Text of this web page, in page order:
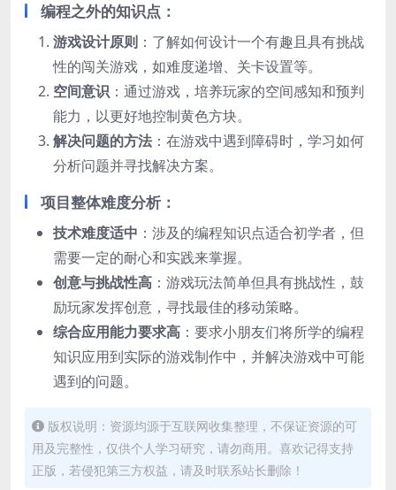
编程之外的知识点：
游戏设计原则 ：了解如何设计一个有趣且具有挑战
性的闯关游戏，如难度递增、关卡设置等。
空间意识 ：通过游戏，培养玩家的空间感知和预判
能力，以更好地控制黄色方块。
解决问题的方法 ：在游戏中遇到障碍时，学习如何
分析问题并寻找解决方案。
项目整体难度分析：
技术难度适中 ：涉及的编程知识点适合初学者，但
需要一定的耐心和实践来掌握。
创意与挑战性高 ：游戏玩法简单但具有挑战性，鼓
励玩家发挥创意，寻找最佳的移动策略。
综合应用能力要求高 ：要求小朋友们将所学的编程
知识应用到实际的游戏制作中，并解决游戏中可能
遇到的问题。
版权说明：资源均源于互联网收集整理，不保证资源的可
用及完整性，仅供个人学习研究，请勿商用。喜欢记得支持
正版，若侵犯第三方权益，请及时联系站长删除！